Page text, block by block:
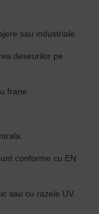
sau industriale.
deseurilor pe
frane.
conforme cu EN
sau cu razele UV.